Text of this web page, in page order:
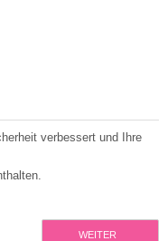
verbessert und Ihre
WEITER